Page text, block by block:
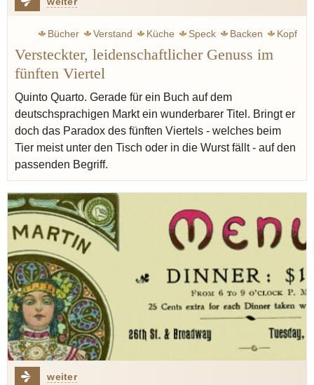
Bücher Verstand Küche Speck Backen
Kopf
Herz
Magen Wurst Wiesner Stefan Leber
Versteckter, leidenschaftlicher Genuss im
fünften Viertel
Quinto Quarto. Gerade für ein Buch auf dem
deutschsprachigen Markt ein wunderbarer Titel. Bringt er
doch das Paradox des fünften Viertels - welches beim
Tier meist unter den Tisch oder in die Wurst fällt - auf den
passenden Begriff.
weiter